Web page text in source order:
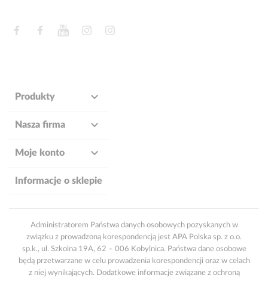
FacebookFacebookYouTubeInstagram
Produkty 
Nasza firma 
Moje konto 
Informacje o sklepie
Administratorem Państwa danych osobowych pozyskanych w
związku z prowadzoną korespondencją jest APA Polska sp. z o.o.
sp.k., ul. Szkolna 19A, 62 – 006 Kobylnica. Państwa dane osobowe
będą przetwarzane w celu prowadzenia korespondencji oraz w celach
z niej wynikających. Dodatkowe informacje związane z ochroną